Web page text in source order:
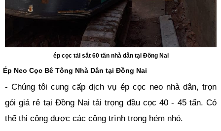
ép cọc tải sắt 60 tấn nhà dân tại Đồng Nai
Ép Neo Cọc Bê Tông Nhà Dân tại Đồng Nai
- Chúng tôi cung cấp dịch vụ ép cọc neo nhà dân, trọn
gói giá rẻ tại Đồng Nai tải trọng đầu cọc 40 - 45 tấn. Có
thể thi công được các công trình trong hẻm nhỏ.